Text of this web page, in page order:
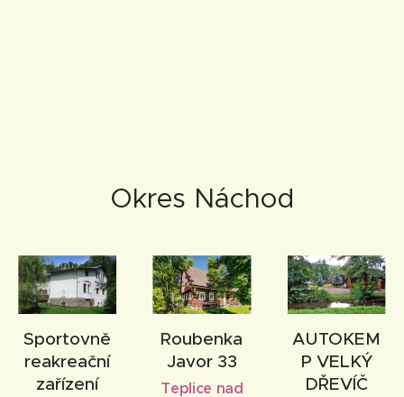
Okres Náchod
Sportovně
reakreační
zařízení
Roubenka
Javor 33
Teplice nad
AUTOKEM
P VELKÝ
DŘEVÍČ